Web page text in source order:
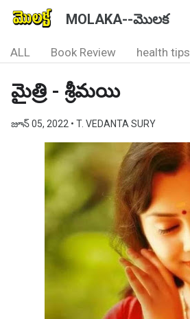
MOLAKA--మొలక
ALL Book Review health tips
మైత్రి - శ్రీమయి
జూన్ 05, 2022 • T. VEDANTA SURY